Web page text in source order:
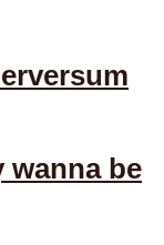
wanna be